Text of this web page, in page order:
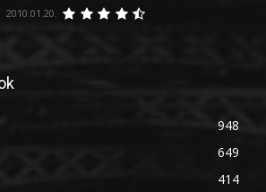
2010.01.20.
948
649
414